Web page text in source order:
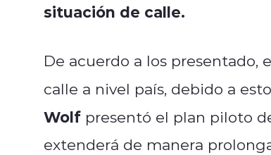
situación de calle.
De acuerdo a los
calle a nivel país, debido a esto
Wolf presentó el plan piloto
extenderá de manera